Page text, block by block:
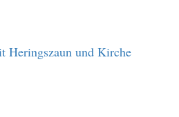
Heringszaun und Kirche